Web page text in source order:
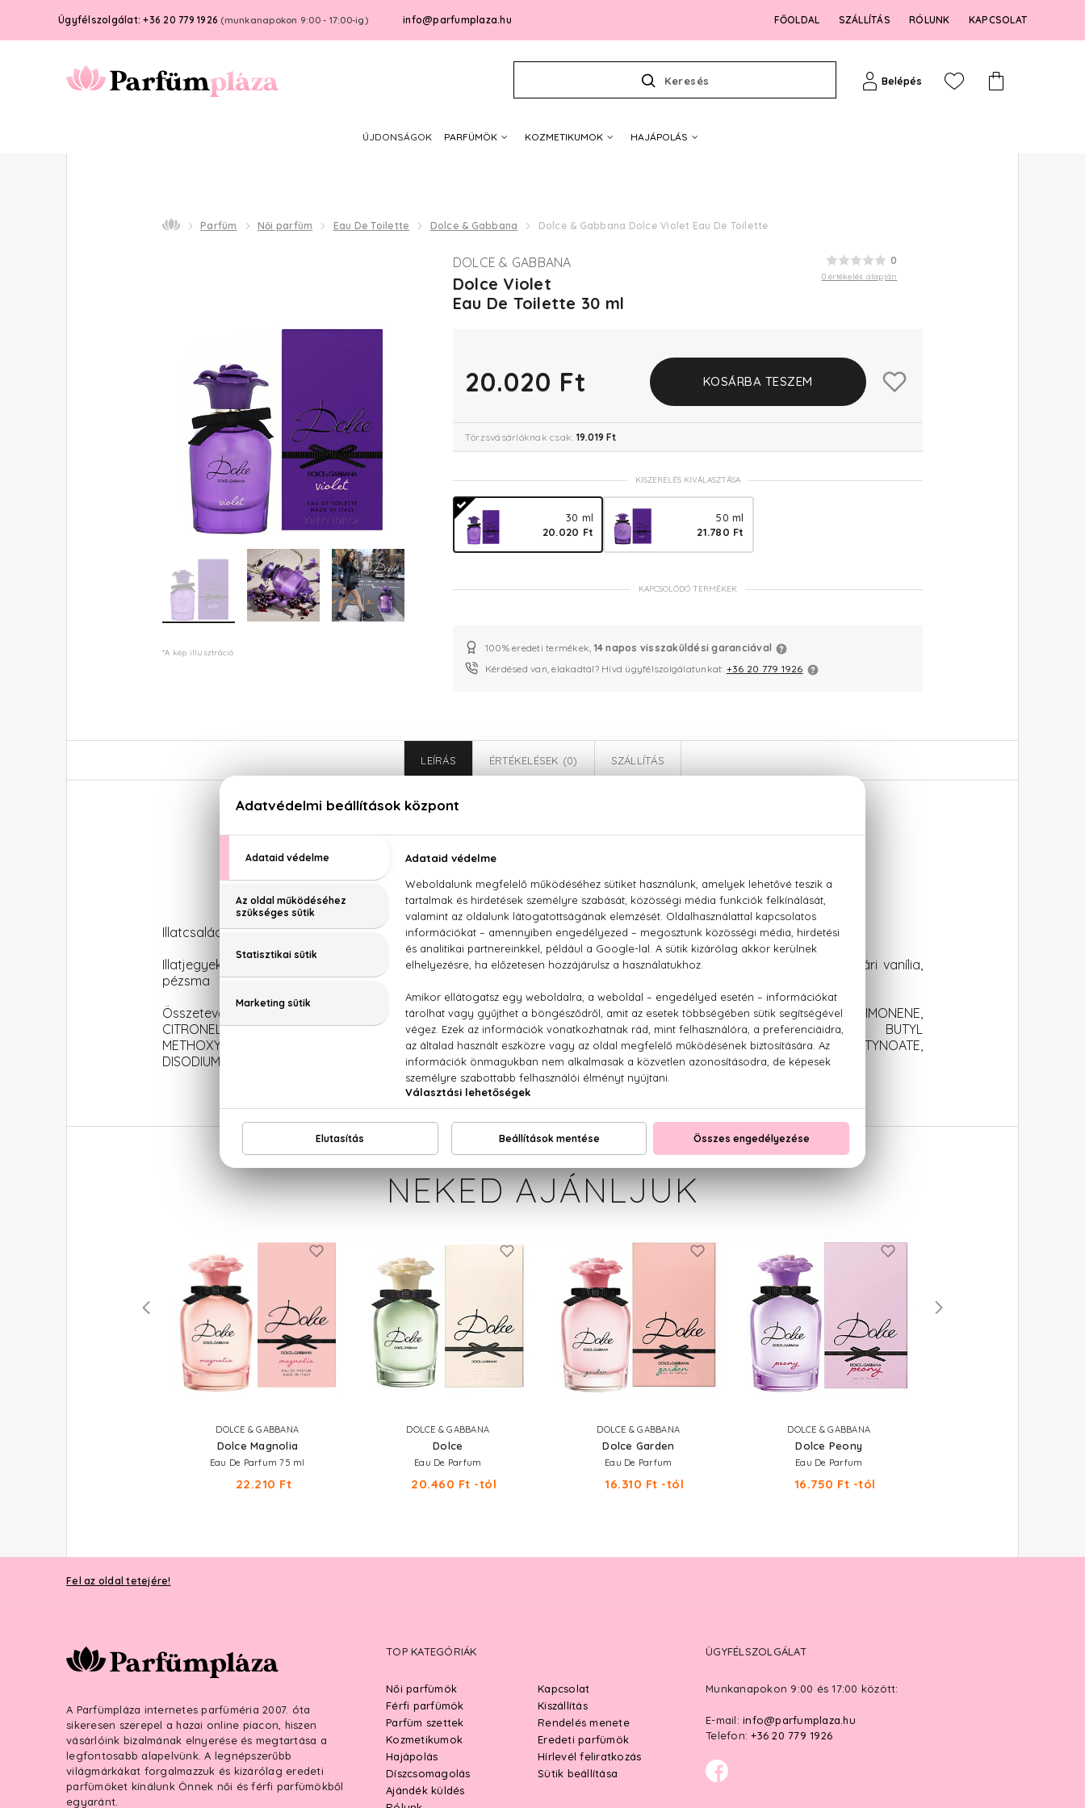
Ügyfélszolgálat: +36 20 779 1926 (munkanapokon 9:00 - 17:00-ig) info@parfumplaza.hu FŐOLDAL SZÁLLÍTÁS RÓLUNK KAPCSOLAT
Keresés Belépés
ÚJDONSÁGOK PARFÜMÖK KOZMETIKUMOK HAJÁPOLÁS
Parfüm Női parfüm Eau De Toilette Dolce & Gabbana Dolce & Gabbana Dolce Violet Eau De Toilette
*A kép illusztráció
0
0 értékelés alapján
DOLCE & GABBANA
Dolce Violet
Eau De Toilette 30 ml
20.020 Ft KOSÁRBA TESZEM
Törzsvásárlóknak csak: 19.019 Ft
KISZERELÉS KIVÁLASZTÁSA
30 ml
20.020 Ft
50 ml
21.780 Ft
KAPCSOLÓDÓ TERMÉKEK
100% eredeti termékek, 14 napos visszaküldési garanciával
Kérdésed van, elakadtál? Hívd ügyfélszolgálatunkat: +36 20 779 1926
LEÍRÁS ÉRTÉKELÉSEK (0) SZÁLLÍTÁS
Illatcsalád: Virágos-gyümölcsös
Illatjegyek: madagaszkári mandarin, fekete ribizli levél, ciklámen, fekete ribizli, körte, ibolya, szantálfa, madagaszkári vanília,
pézsma
Összetevők: DENAT. ALCOHOL, PARFUM (FRAGRANCE), AQUA (WATER), ETHYLHEXYL METHOXYCINNAMATE, LIMONENE,
CITRONELLOL, HEXYL CINNAMAL, ETHYLHEXYL SALICYLATE, BENZYL SALICYLATE, LINALOOL, BUTYL
METHOXYDIBENZOYLMETHANE, CITRAL, GERANIOL, EUGENOL, COUMARIN, ALPHA-ISOMETHYL IONONE, METHYL 2-OCTYNOATE,
DISODIUM EDTA, BHT
NEKED AJÁNLJUK
DOLCE & GABBANA
Dolce Magnolia
Eau De Parfum 75 ml
22.210 Ft
DOLCE & GABBANA
Dolce
Eau De Parfum
20.460 Ft -tól
DOLCE & GABBANA
Dolce Garden
Eau De Parfum
16.310 Ft -tól
DOLCE & GABBANA
Dolce Peony
Eau De Parfum
16.750 Ft -tól
Fel az oldal tetejére!
A Parfümpláza internetes parfüméria 2007. óta
sikeresen szerepel a hazai online piacon, hiszen
vásárlóink bizalmának elnyerése és megtartása a
legfontosabb alapelvünk. A legnépszerűbb
világmárkákat forgalmazzuk és kizárólag eredeti
parfümöket kínálunk Önnek női és férfi parfümökből
egyaránt.
TOP KATEGÓRIÁK
Női parfümök
Férfi parfümök
Parfüm szettek
Kozmetikumok
Hajápolás
Díszcsomagolás
Ajándék küldés
Kapcsolat
Kiszállítás
Rendelés menete
Eredeti parfümök
Hírlevél feliratkozás
Sütik beállítása
ÜGYFÉLSZOLGÁLAT
Munkanapokon 9:00 és 17:00 között:
E-mail: info@parfumplaza.hu
Telefon: +36 20 779 1926